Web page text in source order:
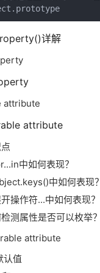
详解
attribute
attribute
中如何表现？
中如何表现？
操作符...中如何表现？
测属性是否可以枚举？
attribute
认值